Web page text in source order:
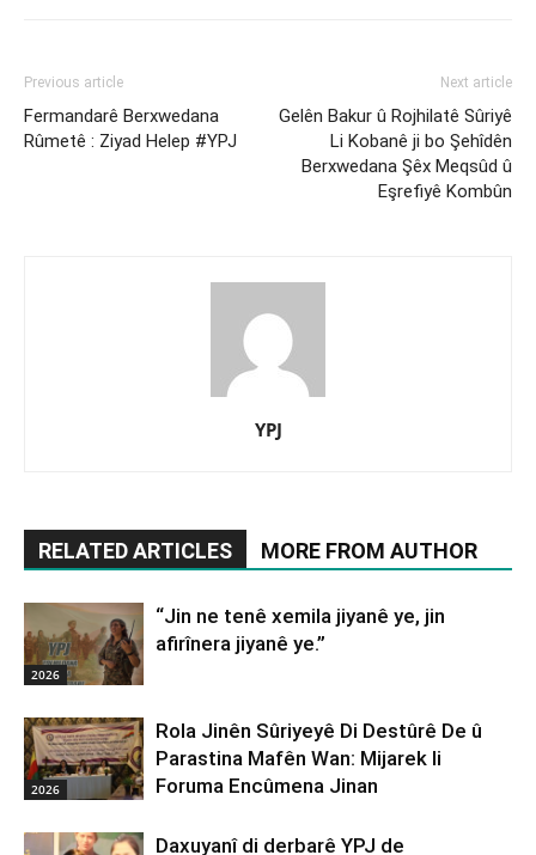
Previous article
Fermandarê Berxwedana
Rûmetê : Ziyad Helep #YPJ
Next article
Gelên Bakur û Rojhilatê Sûriyê
Li Kobanê ji bo Şehîdên
Berxwedana Şêx Meqsûd û
Eşrefiyê Kombûn
YPJ
RELATED ARTICLES MORE FROM AUTHOR
2026
“Jin ne tenê xemila jiyanê ye, jin
afirînera jiyanê ye.”
2026
Rola Jinên Sûriyeyê Di Destûrê De û
Parastina Mafên Wan: Mijarek li
Foruma Encûmena Jinan
Daxuyanî di derbarê YPJ de